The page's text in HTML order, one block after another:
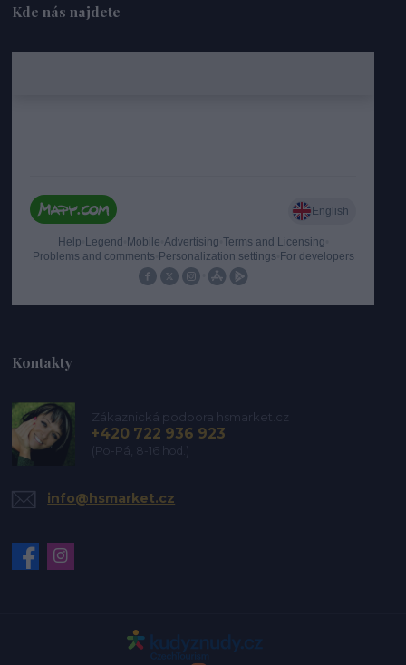
Kde nás najdete
Kontakty
Zákaznická podpora hsmarket.cz
+420 722 936 923
(Po-Pá, 8-16 hod.)
info@hsmarket.cz